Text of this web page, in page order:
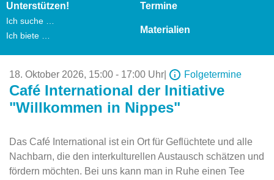
Unterstützen!
Ich suche …
Ich biete …
Termine
Materialien
18. Oktober 2026, 15:00 - 17:00 Uhr Folgetermine
Café International der Initiative
"Willkommen in Nippes"
Das Café International ist ein Ort für Geflüchtete und alle
Nachbarn, die den interkulturellen Austausch schätzen und
fördern möchten. Bei uns kann man in Ruhe einen Tee